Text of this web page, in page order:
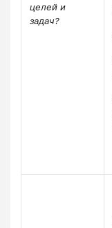
целей и
задач?